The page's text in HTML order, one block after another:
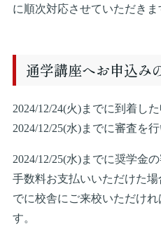
に順次対応させていただきま
通学講座へお申込み
2024/12/24(火)までに到着し
2024/12/25(水)までに審査を行
2024/12/25(水)までに奨学金
手数料お支払いいただけた場
でに校舎にご来校いただけ
す。